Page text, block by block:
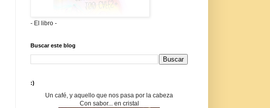
- El libro -
Buscar este blog
:)
Un café, y aquello que nos pasa por la cabeza
Con sabor... en cristal